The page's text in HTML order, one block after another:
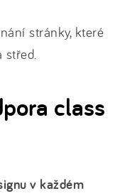
stránky, které
class
v každém